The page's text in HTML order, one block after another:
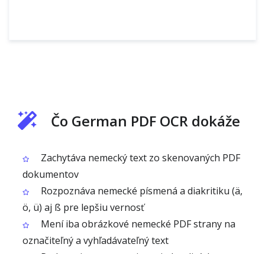
Čo German PDF OCR dokáže
Zachytáva nemecký text zo skenovaných PDF
dokumentov
Rozpoznáva nemecké písmená a diakritiku (ä,
ö, ü) aj ß pre lepšiu vernosť
Mení iba obrázkové nemecké PDF strany na
označiteľný a vyhľadávateľný text